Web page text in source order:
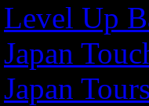
Level Up
Japan
Japan